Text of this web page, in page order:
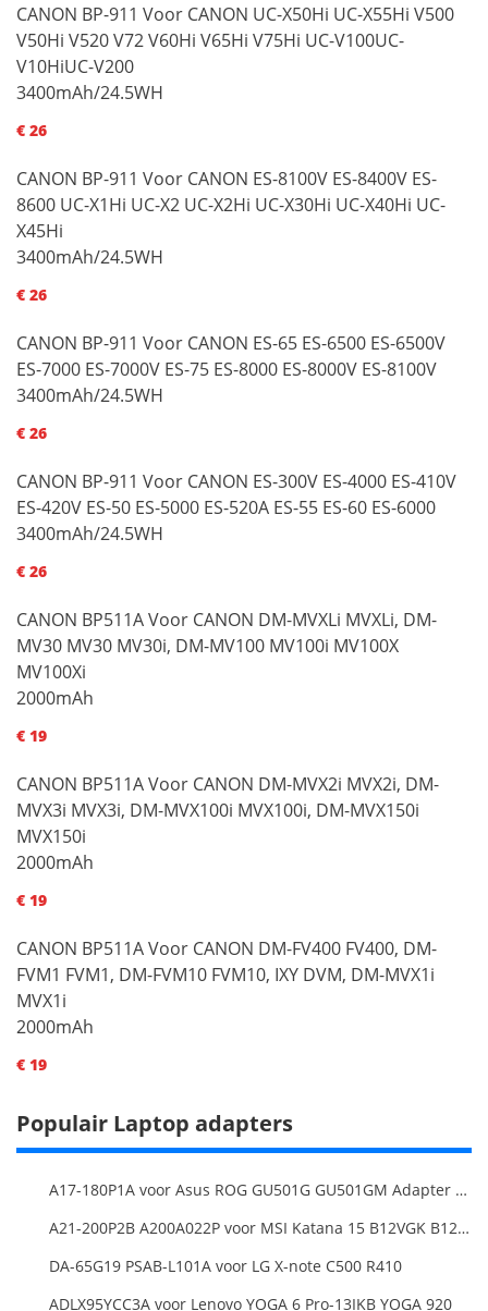
CANON BP-911 Voor CANON UC-X50Hi UC-X55Hi V500
V50Hi V520 V72 V60Hi V65Hi V75Hi UC-V100UC-
V10HiUC-V200
3400mAh/24.5WH
€ 26
CANON BP-911 Voor CANON ES-8100V ES-8400V ES-
8600 UC-X1Hi UC-X2 UC-X2Hi UC-X30Hi UC-X40Hi UC-
X45Hi
3400mAh/24.5WH
€ 26
CANON BP-911 Voor CANON ES-65 ES-6500 ES-6500V
ES-7000 ES-7000V ES-75 ES-8000 ES-8000V ES-8100V
3400mAh/24.5WH
€ 26
CANON BP-911 Voor CANON ES-300V ES-4000 ES-410V
ES-420V ES-50 ES-5000 ES-520A ES-55 ES-60 ES-6000
3400mAh/24.5WH
€ 26
CANON BP511A Voor CANON DM-MVXLi MVXLi, DM-
MV30 MV30 MV30i, DM-MV100 MV100i MV100X
MV100Xi
2000mAh
€ 19
CANON BP511A Voor CANON DM-MVX2i MVX2i, DM-
MVX3i MVX3i, DM-MVX100i MVX100i, DM-MVX150i
MVX150i
2000mAh
€ 19
CANON BP511A Voor CANON DM-FV400 FV400, DM-
FVM1 FVM1, DM-FVM10 FVM10, IXY DVM, DM-MVX1i
MVX1i
2000mAh
€ 19
Populair Laptop adapters
A17-180P1A voor Asus ROG GU501G GU501GM Adapter Power Supply
A21-200P2B A200A022P voor MSI Katana 15 B12VGK B12VFK B12VEK
DA-65G19 PSAB-L101A voor LG X-note C500 R410
ADLX95YCC3A voor Lenovo YOGA 6 Pro-13IKB YOGA 920